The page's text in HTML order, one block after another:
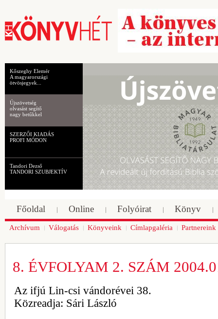
Kőszeghy Elemér
A magyarországi
ötvösjegyek...
Újszövetség
olvasást segítő
nagy betűkkel
SZERZŐI KIADÁS
PROFI MÓDON
Tandori Dezső
TANDORI SZUBJEKTÍV
Főoldal Online Folyóirat Könyv
Archívum Válogatás Könyveink Címlapgaléria Partnereink
8. ÉVFOLYAM 2. SZÁM
Az ifjú Lin-csi vándorévei 38.
Közreadja: Sári László